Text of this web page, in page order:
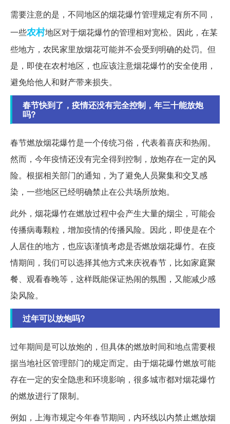
需要注意的是，不同地区的烟花爆竹管理规定有所不同，
一些农村地区对于烟花爆竹的管理相对宽松。因此，在某
些地方，农民家里放烟花可能并不会受到明确的处罚。但
是，即使在农村地区，也应该注意烟花爆竹的安全使用，
避免给他人和财产带来损失。
春节快到了，疫情还没有完全控制，年三十能放炮
吗?
春节燃放烟花爆竹是一个传统习俗，代表着喜庆和热闹。
然而，今年疫情还没有完全得到控制，放炮存在一定的风
险。根据相关部门的通知，为了避免人员聚集和交叉感
染，一些地区已经明确禁止在公共场所放炮。
此外，烟花爆竹在燃放过程中会产生大量的烟尘，可能会
传播病毒颗粒，增加疫情的传播风险。因此，即使是在个
人居住的地方，也应该谨慎考虑是否燃放烟花爆竹。在疫
情期间，我们可以选择其他方式来庆祝春节，比如家庭聚
餐、观看春晚等，这样既能保证热闹的氛围，又能减少感
染风险。
过年可以放炮吗?
过年期间是可以放炮的，但具体的燃放时间和地点需要根
据当地社区管理部门的规定而定。由于烟花爆竹燃放可能
存在一定的安全隐患和环境影响，很多城市都对烟花爆竹
的燃放进行了限制。
例如，上海市规定今年春节期间，内环线以内禁止燃放烟